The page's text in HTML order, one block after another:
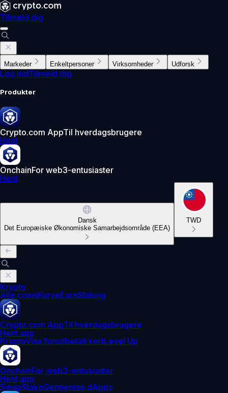
Tilmeld dig
Markeder Enkeltpersoner Virksomheder Udforsk
Log indTilmeld dig
Produkter
Crypto.com AppTil hverdagsbrugere
Hent
OnchainFor web3-entusiaster
Hent
Dansk
Det Europæiske Økonomiske Samarbejdsområde (EEA)
TWD
Krypto
Alle coinsKurveEarnStaking
Crypto.com AppTil hverdagsbrugere
Hent app
KryptoVisa forudbetalt kortLevel Up
OnchainFor web3-entusiaster
Hent app
SwapStakeGennemse dApps